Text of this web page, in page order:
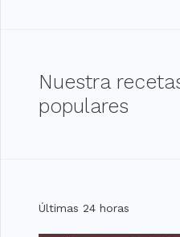
Nuestra
populares
Últimas 24 horas